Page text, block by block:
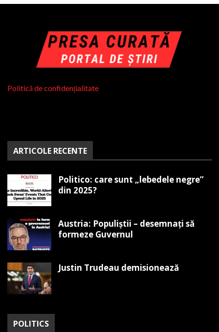
Politică de confidențialitate
ARTICOLE RECENTE
Politico: care sunt „lebedele negre”
din 2025?
Austria: Populiștii – desemnați să
formeze Guvernul
Justin Trudeau demisionează
POLITICS